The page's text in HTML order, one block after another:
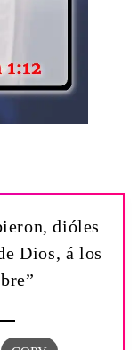
dióles
Dios, á los